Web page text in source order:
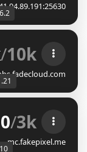
PRISON GENS
/10k
| Play
compete
+ MORE
/3k
mc.fakepixel.me